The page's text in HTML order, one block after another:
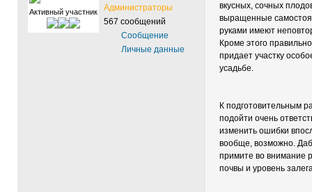
Активный участник
Администраторы
567 сообщений
Сообщение
Личные данные
вкусных, сочных
выращенные
руками имеют
Кроме этого
придает участку
усадьбе.
К подготовительным
подойти очень
изменить ошибки
вообще, возможно.
примите во внимание
почвы и уровень